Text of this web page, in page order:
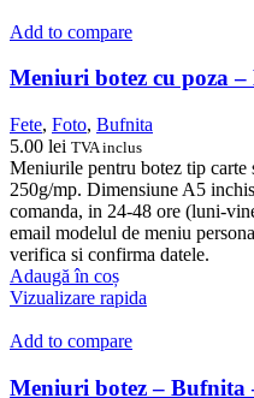
Add to compare
Meniuri botez cu poza
Fete, Foto, Bufnita
5.00 lei TVA inclus
Meniurile pentru botez tip carte
250g/mp. Dimensiune A5
comanda, in 24-48 ore (luni-
email modelul de meniu
verifica si confirma datele.
Adaugă în coș
Vizualizare rapida
Add to compare
Meniuri botez – Bufnita